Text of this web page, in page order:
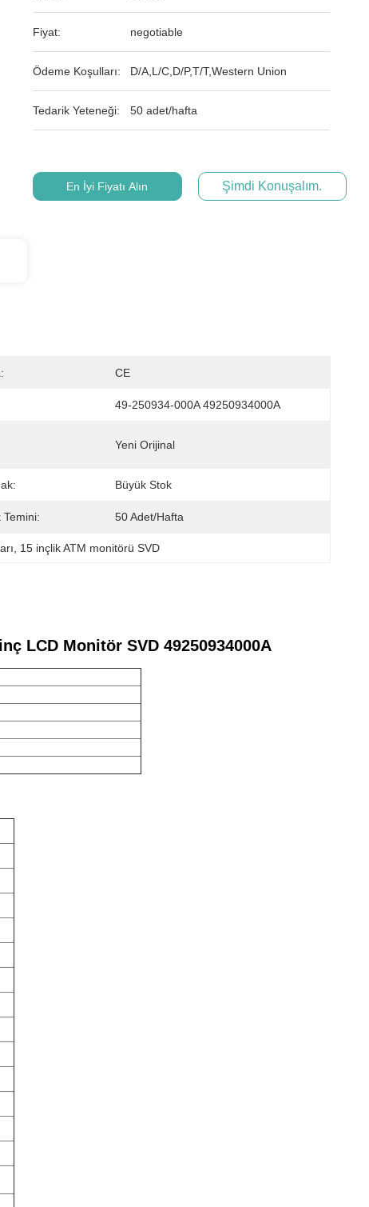
Fiyat: negotiable
Ödeme Koşulları: D/A,L/C,D/P,T/T,Western Union
Tedarik Yeteneği: 50 adet/hafta
En İyi Fiyatı Alın Şimdi Konuşalım.
CE
49-250934-000A 49250934000A
Yeni Orijinal
Büyük Stok
Temini: 50 Adet/hafta
15 inçlik ATM monitörü SVD
LCD Monitör SVD 49250934000A